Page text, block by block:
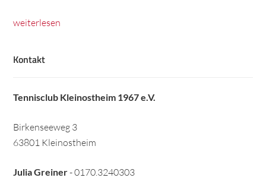
weiterlesen
Kontakt
Tennisclub Kleinostheim 1967 e.V.
Birkenseeweg 3
63801 Kleinostheim
Julia Greiner- 0170.3240303